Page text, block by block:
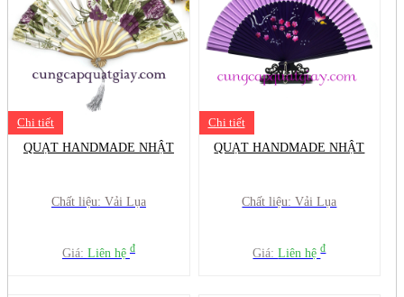
Chi tiết
QUẠT HANDMADE NHẬT
Chất liệu: Vải Lụa
Giá: Liên hệ đ
Chi tiết
QUẠT HANDMADE NHẬT
Chất liệu: Vải Lụa
Giá:Liên hệđ